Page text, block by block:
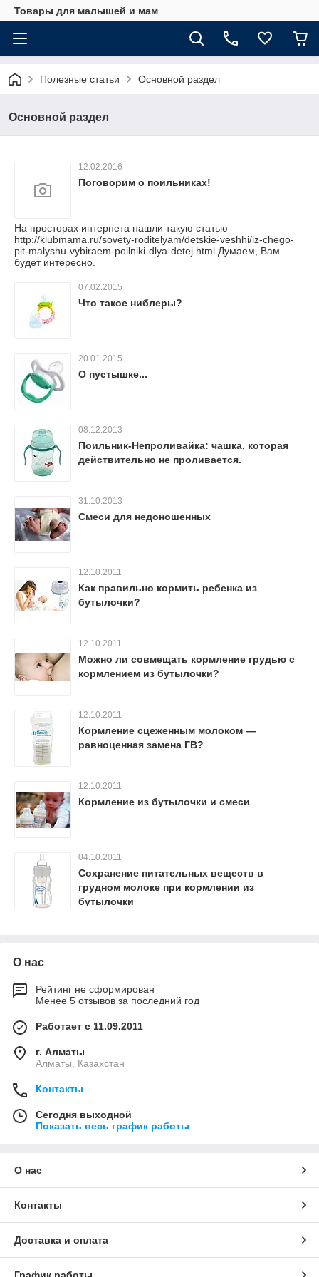
Товары для малышей и мам
Полезные статьи Основной раздел
Основной раздел
12.02.2016
Поговорим о поильниках!
На просторах интернета нашли такую статью
http://klubmama.ru/sovety-roditelyam/detskie-veshhi/iz-chego-
pit-malyshu-vybiraem-poilniki-dlya-detej.html Думаем, Вам
будет интересно.
07.02.2015
Что такое ниблеры?
20.01.2015
О пустышке...
08.12.2013
Поильник-Непроливайка: чашка, которая
действительно не проливается.
31.10.2013
Смеси для недоношенных
12.10.2011
Как правильно кормить ребенка из
бутылочки?
12.10.2011
Можно ли совмещать кормление грудью с
кормлением из бутылочки?
12.10.2011
Кормление сцеженным молоком —
равноценная замена ГВ?
12.10.2011
Кормление из бутылочки и смеси
04.10.2011
Сохранение питательных веществ в
грудном молоке при кормлении из
бутылочки
О нас
Рейтинг не сформирован
Менее 5 отзывов за последний год
Работает с 11.09.2011
г. Алматы
Алматы, Казахстан
Контакты
Сегодня выходной
Показать весь график работы
О нас
Контакты
Доставка и оплата